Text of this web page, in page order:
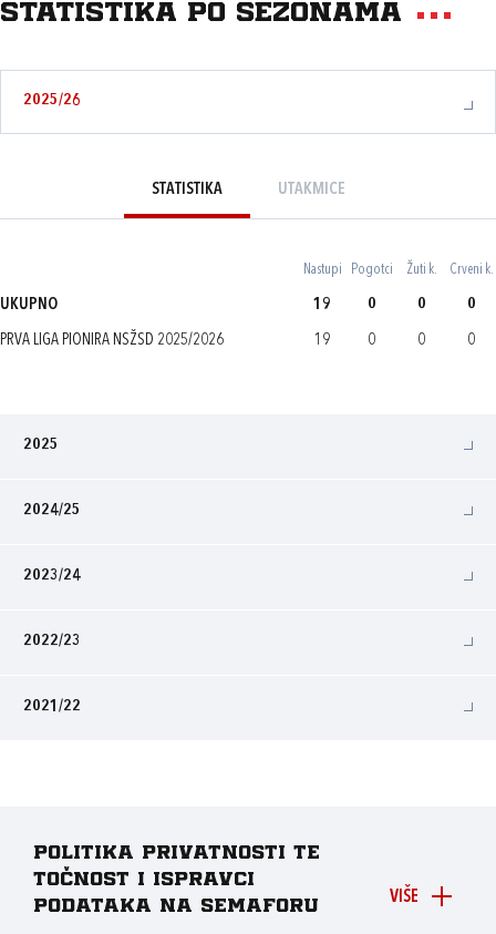
Statistika po sezonama
2025/26
STATISTIKA UTAKMICE
Nastupi Pogotci Žuti k. Crveni k.
UKUPNO 19 0 0 0
PRVA LIGA PIONIRA NSŽSD 2025/2026 19 0 0 0
2025
2024/25
2023/24
2022/23
2021/22
VIŠE
Politika privatnosti te
točnost i ispravci
podataka na Semaforu